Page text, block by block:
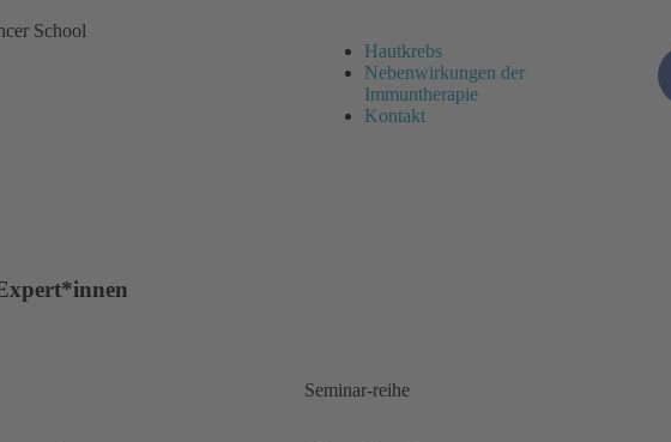
School
Hautkrebs
Nebenwirkungen der
Immuntherapie
Kontakt
Seminar-reihe